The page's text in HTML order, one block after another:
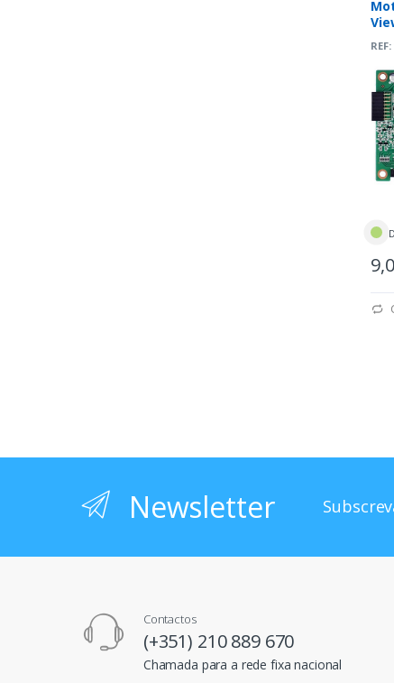
REF:
Newsletter
Contactos
(+351) 210 889 670
Chamada para a rede fixa nacional